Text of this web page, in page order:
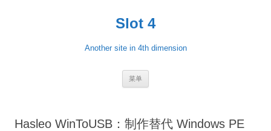
Slot 4
Another site in 4th dimension
菜单
Hasleo WinToUSB：制作替代 Windows PE